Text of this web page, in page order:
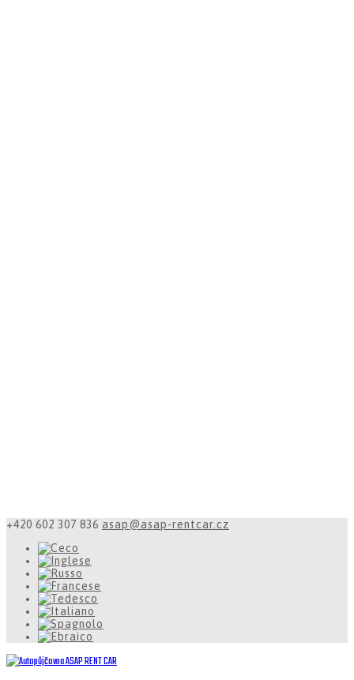
+420 602 307 836 asap@asap-rentcar.cz